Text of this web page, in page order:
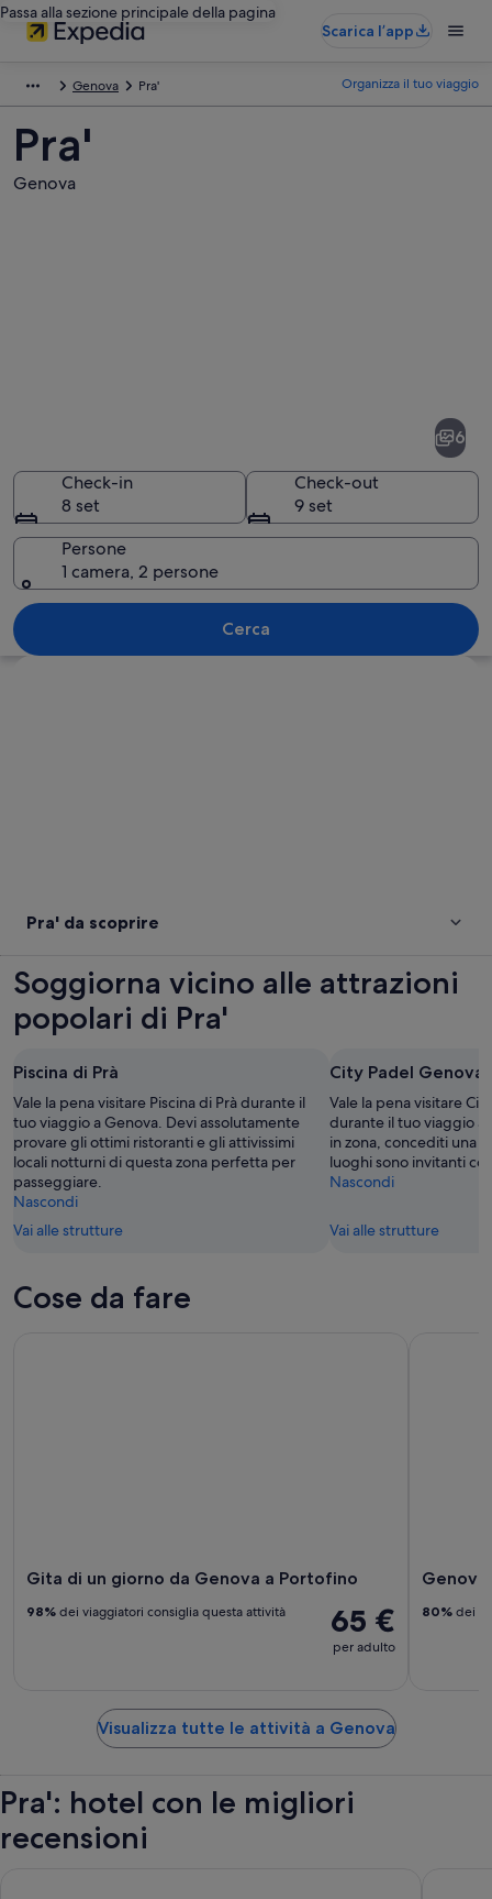
Passa alla sezione principale della pagina
Scarica l’app
Genova Pra' Organizza il tuo viaggio
Pra'
Genova
Un'autostrada con guardrail, un
6
Check-in
8 set
Check-out
9 set
Persone
1 camera, 2 persone
Cerca
Pra' da scoprire
Soggiorna vicino alle attrazioni
popolari di Pra'
Piscina di Prà
Vale la pena visitare Piscina di Prà durante il
tuo viaggio a Genova. Devi assolutamente
provare gli ottimi ristoranti e gli attivissimi
locali notturni di questa zona perfetta per
passeggiare.
Nascondi
Vai alle strutture
City Padel Genova
Vale la pena visitare
durante il tuo viaggio a
in zona, concediti una
luoghi sono invitanti
Nascondi
Vai alle strutture
Cose da fare
Gita di un giorno da Genova a Portofino
65 €
per adulto
98% dei viaggiatori consiglia questa attività 80% dei
Visualizza tutte le attività a Genova
Pra': hotel con le migliori
recensioni